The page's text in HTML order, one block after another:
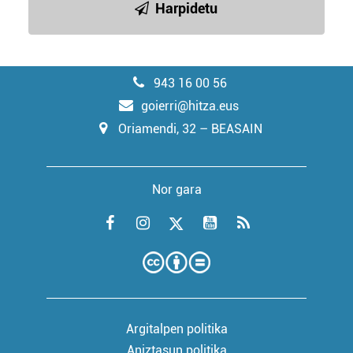
Harpidetu
943 16 00 56
goierri@hitza.eus
Oriamendi, 32 – BEASAIN
Nor gara
Argitalpen politika